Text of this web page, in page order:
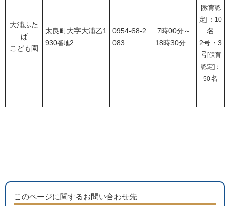
大浦ふた
ば
こども園
太良町大字大浦乙1
930番地2
0954-68-2
083
7時00分～
18時30分
[教育認
定] ：10
名
2号・3
号[保育
認定]：
50名
このページに関するお問い合わせ先